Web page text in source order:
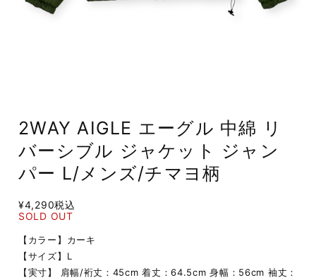
2WAY AIGLE エーグル 中綿 リ
バーシブル ジャケット ジャン
パー L/メンズ/チマヨ柄
¥4,290税込
SOLD OUT
【カラー】カーキ
【サイズ】L
【実寸】 肩幅/裄丈：45cm 着丈：64.5cm 身幅：56cm 袖丈：